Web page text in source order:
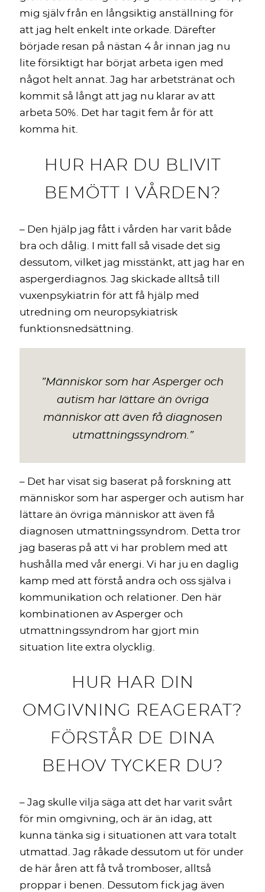
mig själv från en långsiktig anställning för
att jag helt enkelt inte orkade. Därefter
började resan på nästan 4 år innan jag nu
lite försiktigt har börjat arbeta igen med
något helt annat. Jag har arbetstränat och
kommit så långt att jag nu klarar av att
arbeta 50%. Det har tagit fem år för att
komma hit.
HUR HAR DU BLIVIT
BEMÖTT I VÅRDEN?
– Den hjälp jag fått i vården har varit både
bra och dålig. I mitt fall så visade det sig
dessutom, vilket jag misstänkt, att jag har en
aspergerdiagnos. Jag skickade alltså till
vuxenpsykiatrin för att få hjälp med
utredning om neuropsykiatrisk
funktionsnedsättning.
”Människor som har Asperger och
autism har lättare än övriga
människor att även få diagnosen
utmattningssyndrom. ”
– Det har visat sig baserat på forskning att
människor som har asperger och autism har
lättare än övriga människor att även få
diagnosen utmattningssyndrom. Detta tror
jag baseras på att vi har problem med att
hushålla med vår energi. Vi har ju en daglig
kamp med att förstå andra och oss själva i
kommunikation och relationer. Den här
kombinationen av Asperger och
utmattningssyndrom har gjort min
situation lite extra olycklig.
HUR HAR DIN
OMGIVNING REAGERAT?
FÖRSTÅR DE DINA
BEHOV TYCKER DU?
– Jag skulle vilja säga att det har varit svårt
för min omgivning, och är än idag, att
kunna tänka sig i situationen att vara totalt
utmattad. Jag råkade dessutom ut för under
de här åren att få två tromboser, alltså
proppar i benen. Dessutom fick jag även